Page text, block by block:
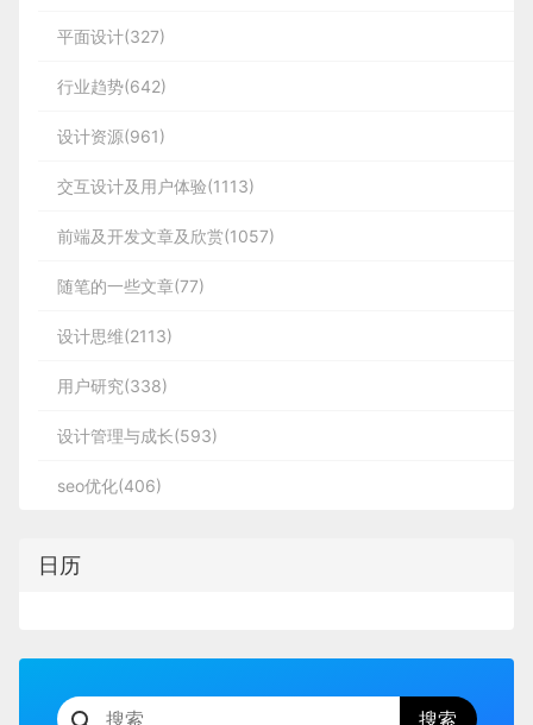
平面设计(327)
行业趋势(642)
设计资源(961)
交互设计及用户体验(1113)
前端及开发文章及欣赏(1057)
随笔的一些文章(77)
设计思维(2113)
用户研究(338)
设计管理与成长(593)
seo优化(406)
日历